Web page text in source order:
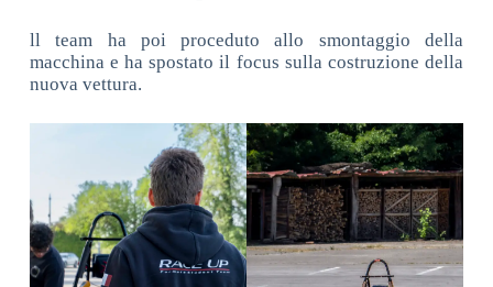
ll team ha poi proceduto allo smontaggio della
macchina e ha spostato il focus sulla costruzione della
nuova vettura.